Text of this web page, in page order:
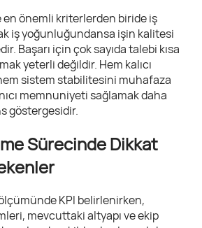
önemli kriterlerden biride iş
iş yoğunluğundansa işin kalitesi
Başarı için çok sayıda talebi kısa
yeterli değildir. Hem kalıcı
sistem stabilitesini muhafaza
memnuniyeti sağlamak daha
göstergesidir.
Sürecinde Dikkat
KPI belirlenirken,
mevcuttaki altyapı ve ekip